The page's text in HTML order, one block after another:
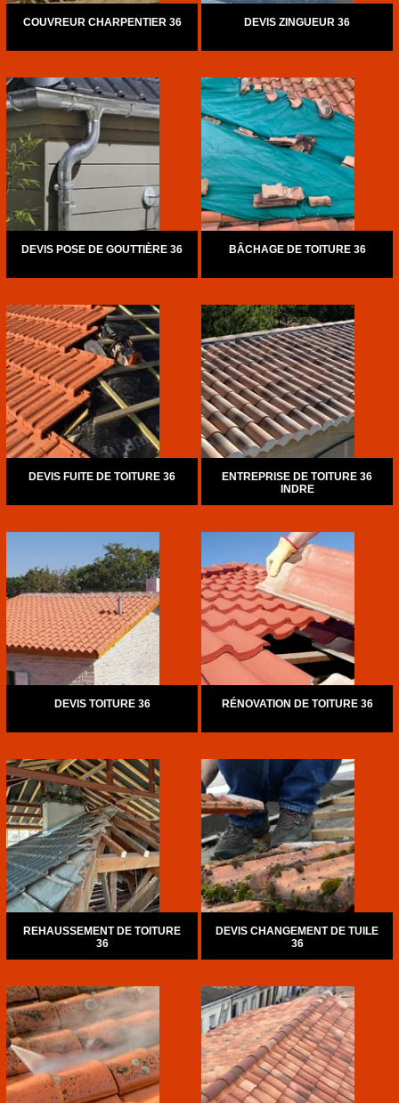
COUVREUR CHARPENTIER 36 DEVIS ZINGUEUR 36
DEVIS POSE DE GOUTTIÈRE 36 BÂCHAGE DE TOITURE 36
DEVIS FUITE DE TOITURE 36
ENTREPRISE DE TOITURE 36
INDRE
DEVIS TOITURE 36 RÉNOVATION DE TOITURE 36
REHAUSSEMENT DE TOITURE
36
DEVIS CHANGEMENT DE TUILE
36